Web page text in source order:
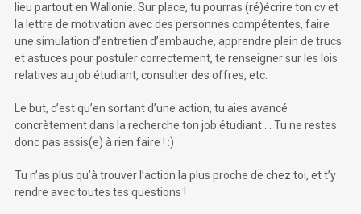
lieu partout en Wallonie. Sur place, tu pourras (ré)écrire ton cv et
la lettre de motivation avec des personnes compétentes, faire
une simulation d’entretien d’embauche, apprendre plein de trucs
et astuces pour postuler correctement, te renseigner sur les lois
relatives au job étudiant, consulter des offres, etc.
Le but, c’est qu’en sortant d’une action, tu aies avancé
concrètement dans la recherche ton job étudiant … Tu ne restes
donc pas assis(e) à rien faire ! :)
Tu n’as plus qu’à trouver l’action la plus proche de chez toi, et t’y
rendre avec toutes tes questions !